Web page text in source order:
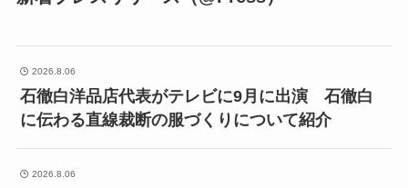
2026.8.06
石徹白洋品店代表がテレビに9月に出演 石徹白
に伝わる直線裁断の服づくりについて紹介
2026.8.06